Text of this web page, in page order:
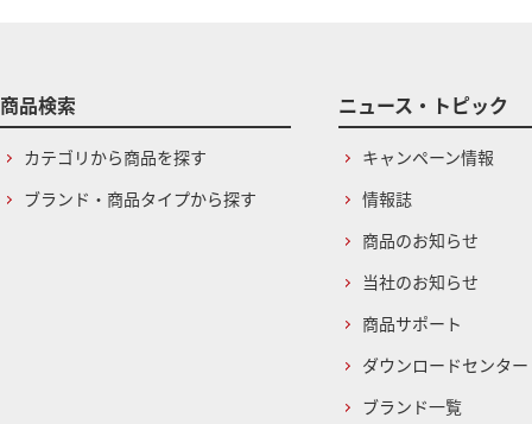
商品検索
カテゴリから商品を探す
ブランド・商品タイプから探す
ニュース・トピック
キャンペーン情報
情報誌
商品のお知らせ
当社のお知らせ
商品サポート
ダウンロードセンター
ブランド一覧